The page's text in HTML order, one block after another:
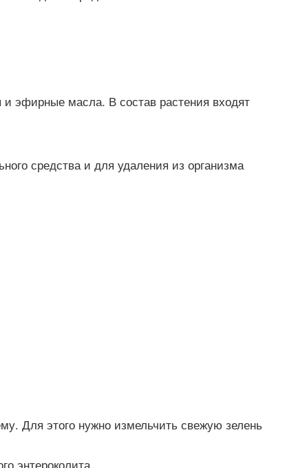
эфирные масла. В состав растения входят
средства и для удаления из организма
Для этого нужно измельчить свежую зелень
энтероколита.